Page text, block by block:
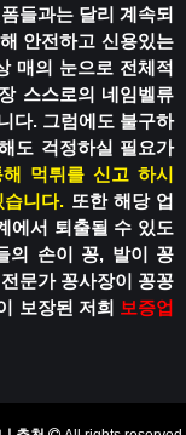
들과는 달리 계속되
안전하고 신용있는
매의 눈으로 전체적
스스로의 네임벨류
다. 그럼에도 불구하
도 걱정하실 필요가
먹튀를 신고 하시
니다. 또한 해당 업
에서 퇴출될 수 있도
의 손이 꽁, 발이 꽁
문가 꽁사장이 꽁꽁
보장된 저희 보증업